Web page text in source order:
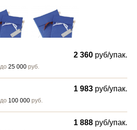
до 25 000 руб.
2 360 руб/упак.
до 100 000 руб.
1 983 руб/упак.
1 888 руб/упак.